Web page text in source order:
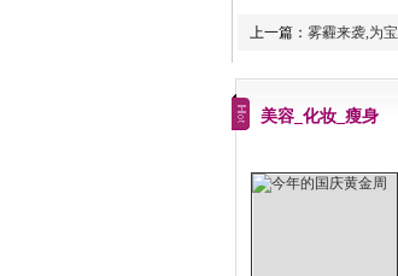
上一篇： 雾霾来袭,为
美容_化妆_瘦身